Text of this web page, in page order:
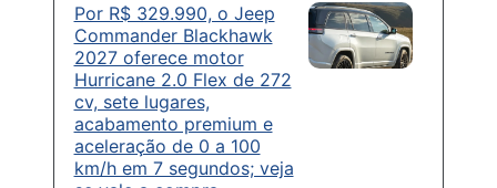
Por R$ 329.990, o Jeep
Commander Blackhawk
2027 oferece motor
Hurricane 2.0 Flex de 272
cv, sete lugares,
acabamento premium e
aceleração de 0 a 100
km/h em 7 segundos; veja